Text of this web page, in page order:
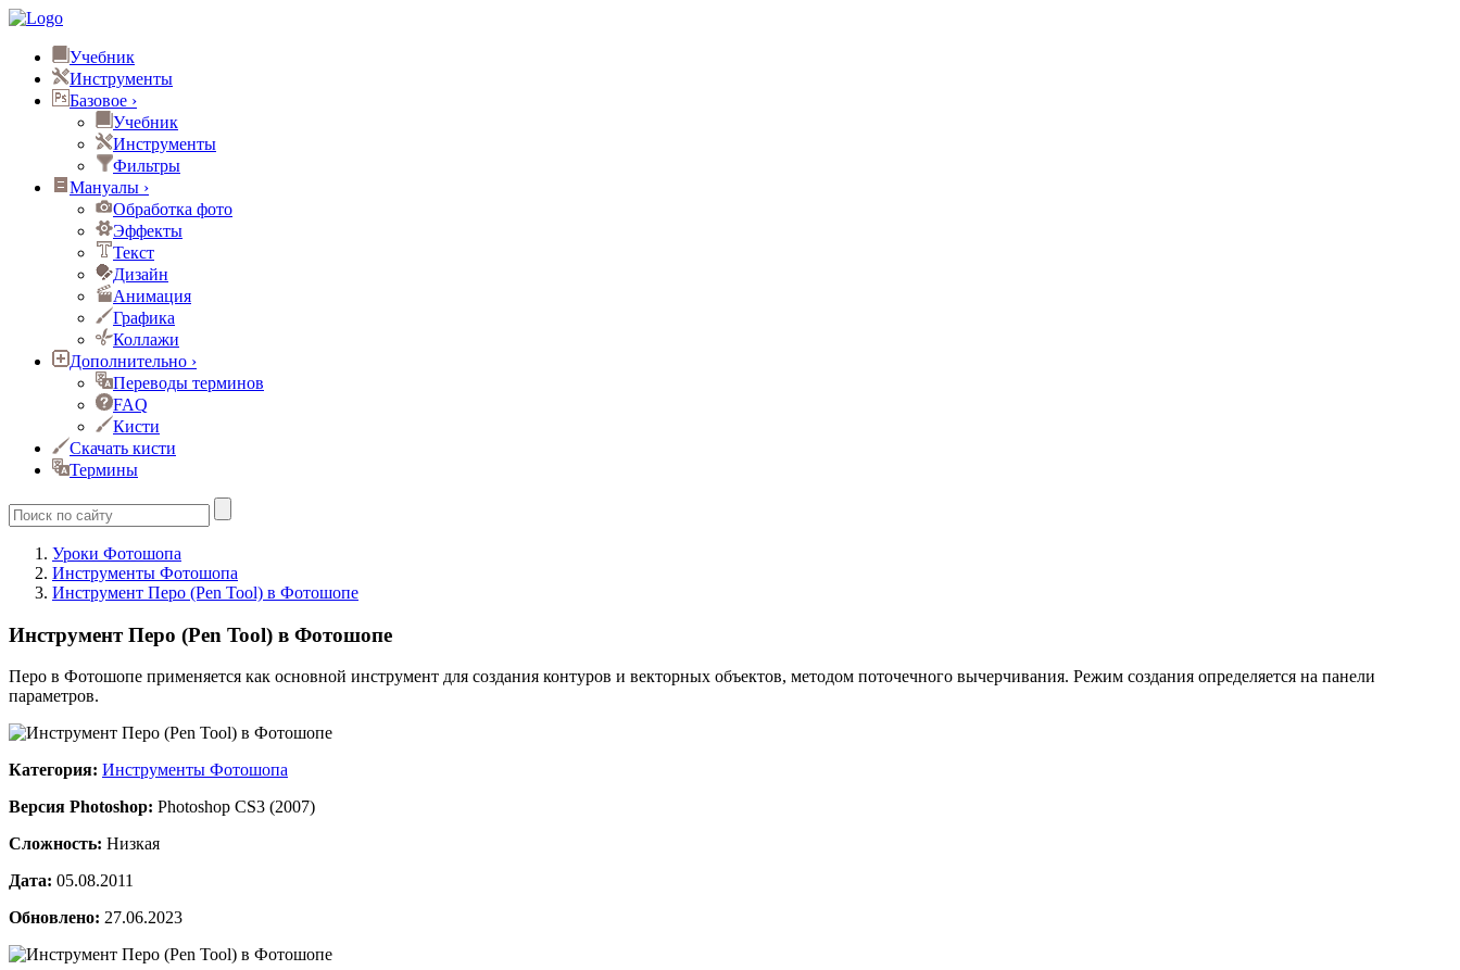
Учебник
Инструменты
Базовое ›
Учебник
Инструменты
Фильтры
Мануалы ›
Обработка фото
Эффекты
Текст
Дизайн
Анимация
Графика
Коллажи
Дополнительно ›
Переводы терминов
FAQ
Кисти
Скачать кисти
Термины
Уроки Фотошопа
Инструменты Фотошопа
Инструмент Перо (Pen Tool) в Фотошопе
Инструмент Перо (Pen Tool) в Фотошопе
Перо в Фотошопе применяется как основной инструмент для создания контуров и векторных объектов, методом поточечного вычерчивания. Режим создания определяется на панели
параметров.
Категория: Инструменты Фотошопа
Версия Photoshop: Photoshop CS3 (2007)
Сложность: Низкая
Дата: 05.08.2011
Обновлено: 27.06.2023